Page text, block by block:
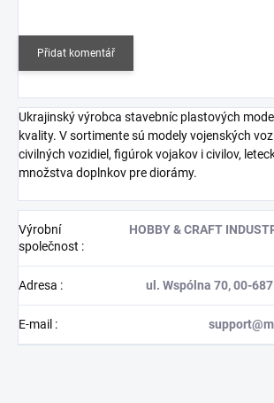
Přidat komentář
Ukrajinský výrobca stavebníc plastových
kvality. V sortimente sú modely vojenských
civilných vozidiel, figúrok vojakov i civilov,
množstva doplnkov pre diorámy.
Výrobní
společnost :
HOBBY & CRAFT
Adresa : ul. Wspólna 70, 00-
E-mail :